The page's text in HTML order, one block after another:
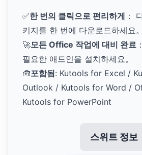
✅한 번의 클릭으로 편리하게 ：
키지를 한 번에 다운로드하세요。
🚀모든 Office 작업에 대비 완료
필요한 애드인을 설치하세요。
🧰포함됨: Kutools for Excel /
Outlook / Kutools for Word /
Kutools for PowerPoint
스위트 정보